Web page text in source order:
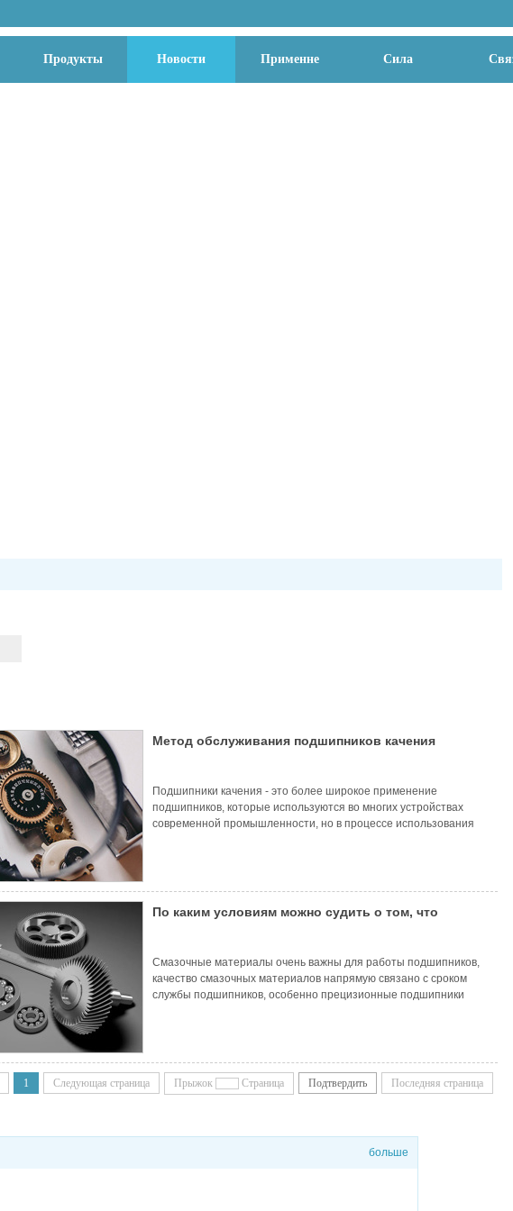
Продукты Новости Применне Сила
Метод обслуживания подшипников качения
Подшипники качения - это более широкое применение
подшипников, которые используются во многих устройствах
современной промышленности, но в процессе использования
По каким условиям можно судить о том, что
Смазочные материалы очень важны для работы подшипников,
качество смазочных материалов напрямую связано с сроком
службы подшипников, особенно прецизионные подшипники
1 Следующая страница Прыжок Страница Подтвердить Последняя страница
больше